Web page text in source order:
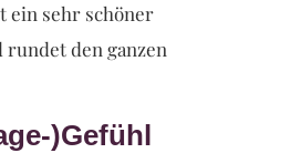
ein sehr schöner
rundet den ganzen
)Gefühl